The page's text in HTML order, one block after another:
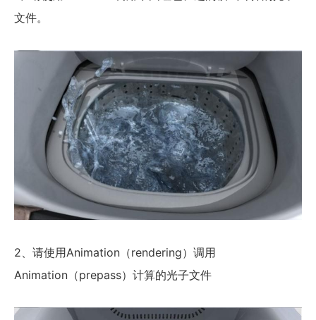
文件。
2、请使用Animation（rendering）调用
Animation（prepass）计算的光子文件